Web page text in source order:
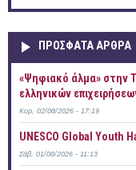
ΠΡOΣΦΑΤΑ AΡΘΡΑ
«Ψηφιακό άλμα» στην
ελληνικών
Κυρ, 02/08/2026 - 17:19
UNESCO Global Youth
Σάβ, 01/08/2026 - 11:13